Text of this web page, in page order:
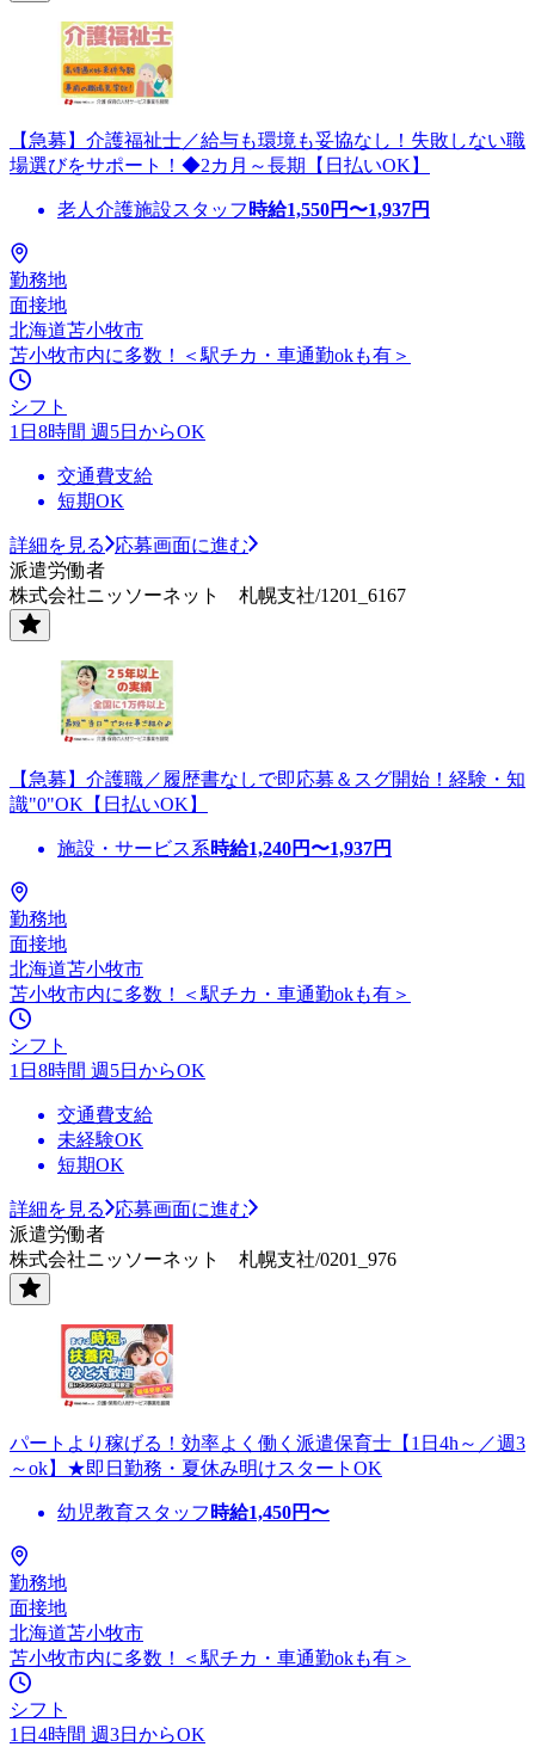
【急募】介護福祉士／給与も環境も妥協なし！失敗しない職
場選びをサポート！◆2カ月～長期【日払いOK】
老人介護施設スタッフ 時給1,550円〜1,937円
勤務地
面接地
北海道苫小牧市
苫小牧市内に多数！＜駅チカ・車通勤okも有＞
シフト
1日8時間 週5日からOK
交通費支給
短期OK
詳細を見る
応募画面に進む
派遣労働者
株式会社ニッソーネット 札幌支社/1201_6167
【急募】介護職／履歴書なしで即応募＆スグ開始！経験・知
識"0"OK【日払いOK】
施設・サービス系時給1,240円〜1,937円
勤務地
面接地
北海道苫小牧市
苫小牧市内に多数！＜駅チカ・車通勤okも有＞
シフト
1日8時間 週5日からOK
交通費支給
未経験OK
短期OK
詳細を見る
応募画面に進む
派遣労働者
株式会社ニッソーネット 札幌支社/0201_976
パートより稼げる！効率よく働く派遣保育士【1日4h～／週3
～ok】★即日勤務・夏休み明けスタートOK
幼児教育スタッフ 時給1,450円〜
勤務地
面接地
北海道苫小牧市
苫小牧市内に多数！＜駅チカ・車通勤okも有＞
シフト
1日4時間 週3日からOK